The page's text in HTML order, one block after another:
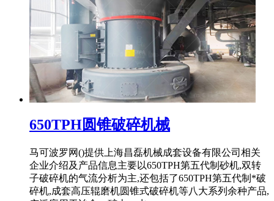
650TPH圆锥破碎机械
马可波罗网()提供上海昌磊机械成套设备有限公司相关
企业介绍及产品信息主要以650TPH第五代制砂机,双转
子破碎机的气流分析为主,还包括了650TPH第五代制*破
碎机,成套高压辊磨机圆锥式破碎机等八大系列余种产品,